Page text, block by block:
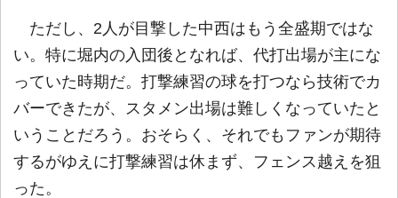
ただし、2人が目撃した中西はもう全盛期ではな
い。特に堀内の入団後となれば、代打出場が主にな
っていた時期だ。打撃練習の球を打つなら技術でカ
バーできたが、スタメン出場は難しくなっていたと
いうことだろう。おそらく、それでもファンが期待
するがゆえに打撃練習は休まず、フェンス越えを狙
った。